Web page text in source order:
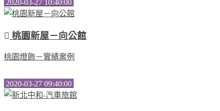
2020-03-27 10:40:00
桃園新屋－向公館
桃園燈飾－實績案例
2020-03-27 09:40:00